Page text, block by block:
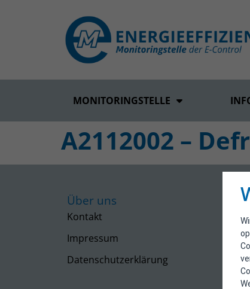
MONITORINGSTELLE
A2112002 –
Über uns
Kontakt
Impressum
Datenschutzerklärung